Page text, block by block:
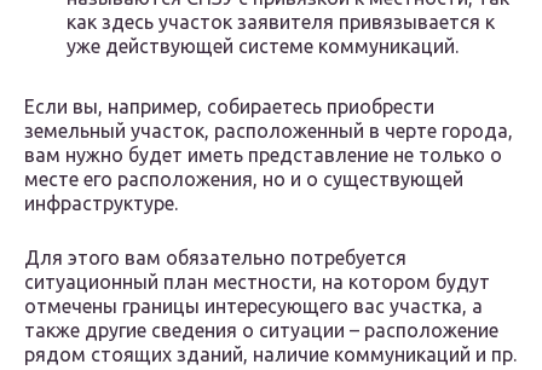
как здесь участок заявителя привязывается к
уже действующей системе коммуникаций.
Если вы, например, собираетесь приобрести
земельный участок, расположенный в черте города,
вам нужно будет иметь представление не только о
месте его расположения, но и о существующей
инфраструктуре.
Для этого вам обязательно потребуется
ситуационный план местности, на котором будут
отмечены границы интересующего вас участка, а
также другие сведения о ситуации – расположение
рядом стоящих зданий, наличие коммуникаций и пр.